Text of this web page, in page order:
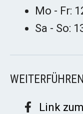
Mo - Fr:
Sa - So:
Link